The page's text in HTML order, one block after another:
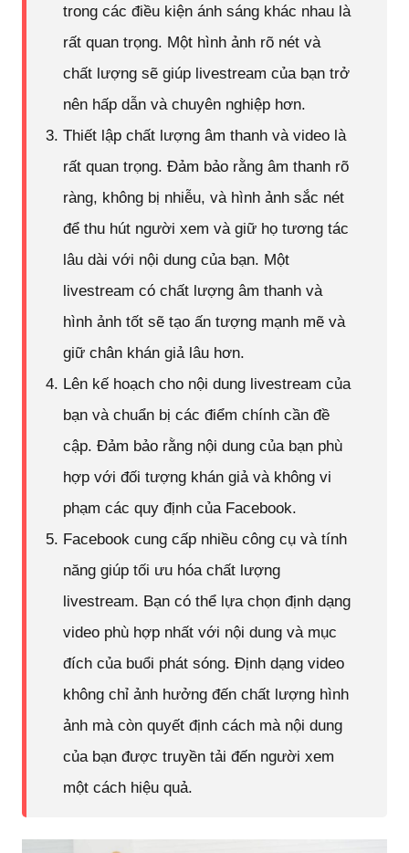
trong các điều kiện ánh sáng khác nhau là
rất quan trọng. Một hình ảnh rõ nét và
chất lượng sẽ giúp livestream của bạn trở
nên hấp dẫn và chuyên nghiệp hơn.
Thiết lập chất lượng âm thanh và video là
rất quan trọng. Đảm bảo rằng âm thanh rõ
ràng, không bị nhiễu, và hình ảnh sắc nét
để thu hút người xem và giữ họ tương tác
lâu dài với nội dung của bạn. Một
livestream có chất lượng âm thanh và
hình ảnh tốt sẽ tạo ấn tượng mạnh mẽ và
giữ chân khán giả lâu hơn.
Lên kế hoạch cho nội dung livestream của
bạn và chuẩn bị các điểm chính cần đề
cập. Đảm bảo rằng nội dung của bạn phù
hợp với đối tượng khán giả và không vi
phạm các quy định của Facebook.
Facebook cung cấp nhiều công cụ và tính
năng giúp tối ưu hóa chất lượng
livestream. Bạn có thể lựa chọn định dạng
video phù hợp nhất với nội dung và mục
đích của buổi phát sóng. Định dạng video
không chỉ ảnh hưởng đến chất lượng hình
ảnh mà còn quyết định cách mà nội dung
của bạn được truyền tải đến người xem
một cách hiệu quả.